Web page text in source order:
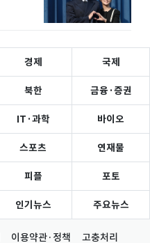
경제 국제
북한 금융·증권
IT·과학 바이오
스포츠 연재물
피플 포토
인기뉴스 주요뉴스
이용약관·정책 고충처리